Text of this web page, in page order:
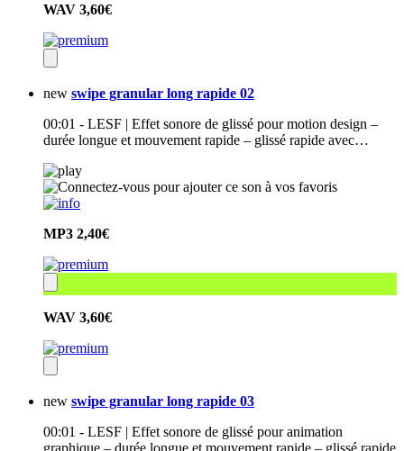
WAV 3,60€
new swipe granular long rapide 02
00:01 - LESF | Effet sonore de glissé pour motion design –
durée longue et mouvement rapide – glissé rapide avec…
MP3 2,40€
WAV 3,60€
new swipe granular long rapide 03
00:01 - LESF | Effet sonore de glissé pour animation